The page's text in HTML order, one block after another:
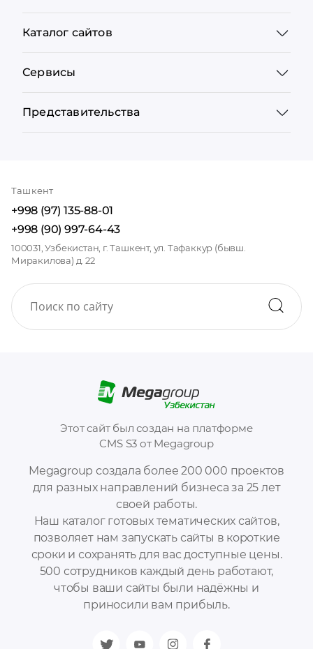
Megagroup создала более 200 000 проектов
для разных направлений бизнеса за 25 лет
своей работы.
Наш каталог готовых тематических сайтов,
позволяет нам запускать сайты в короткие
сроки и сохранять для вас доступные цены.
500 сотрудников каждый день работают,
чтобы ваши сайты были надёжны и
приносили вам прибыль.
Этот сайт был создан на платформе
CMS S3 от Megagroup
Каталог сайтов
Сервисы
Представительства
Ташкент
+998 (97) 135-88-01
+998 (90) 997-64-43
100031, Узбекистан, г. Ташкент, ул. Тафаккур (бывш.
Миракилова) д. 22